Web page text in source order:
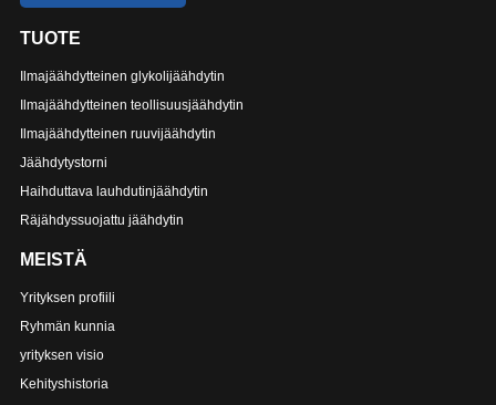
TUOTE
Ilmajäähdytteinen glykolijäähdytin
Ilmajäähdytteinen teollisuusjäähdytin
Ilmajäähdytteinen ruuvijäähdytin
Jäähdytystorni
Haihduttava lauhdutinjäähdytin
Räjähdyssuojattu jäähdytin
MEISTÄ
Yrityksen profiili
Ryhmän kunnia
yrityksen visio
Kehityshistoria